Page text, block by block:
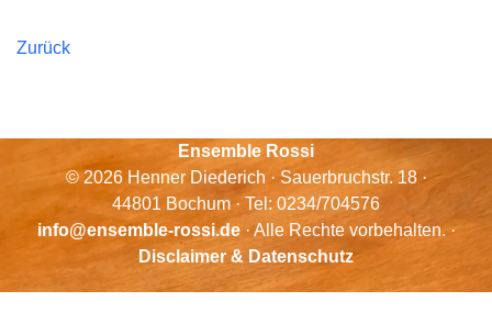
Zurück
Ensemble Rossi
© 2026 Henner Diederich · Sauerbruchstr. 18 ·
44801 Bochum · Tel: 0234/704576
info@ensemble-rossi.de· Alle Rechte vorbehalten. ·
Disclaimer & Datenschutz